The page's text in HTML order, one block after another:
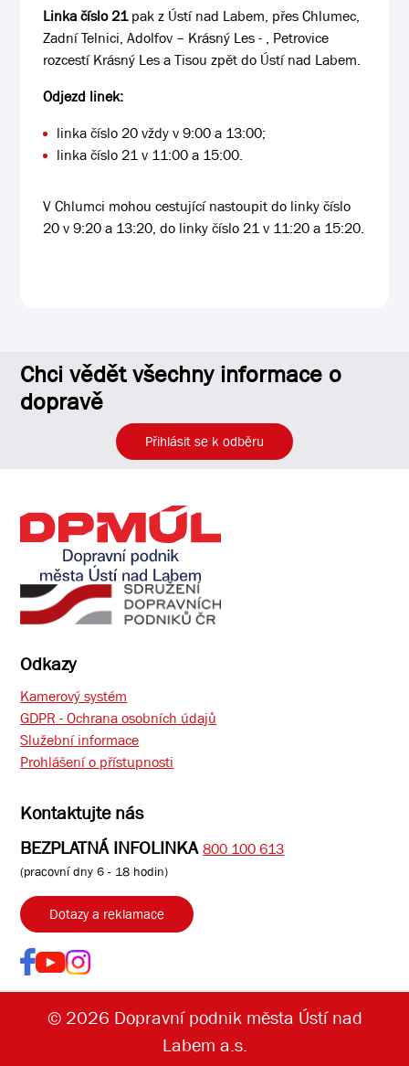
Linka číslo 21pak z Ústí nad Labem, přes Chlumec,
Zadní Telnici, Adolfov – Krásný Les - , Petrovice
rozcestí Krásný Les a Tisou zpět do Ústí nad Labem.
Odjezd linek:
linka číslo 20 vždy v 9:00 a 13:00;
linka číslo 21 v 11:00 a 15:00.
V Chlumci mohou cestující nastoupit do linky číslo
20 v 9:20 a 13:20, do linky číslo 21 v 11:20 a 15:20.
Chci vědět všechny informace o
dopravě
Přihlásit se k odběru
Odkazy
Kamerový systém
GDPR - Ochrana osobních údajů
Služební informace
Prohlášení o přístupnosti
Kontaktujte nás
BEZPLATNÁ INFOLINKA 800 100 613
(pracovní dny 6 - 18 hodin)
Dotazy a reklamace
© 2026 Dopravní podnik města Ústí nad
Labem a.s.